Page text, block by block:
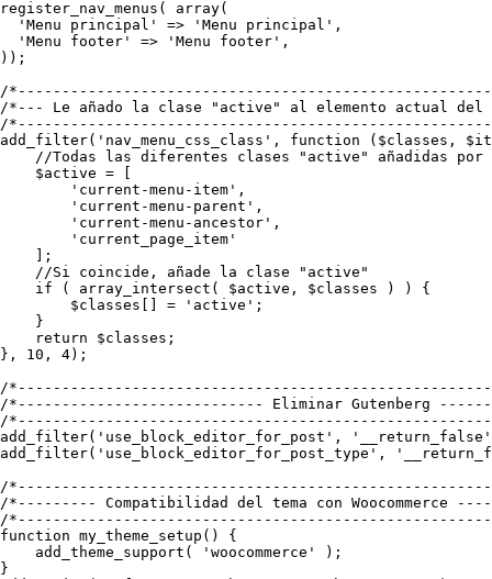
register_nav_menus( array(
  'Menu principal' => 'Menu principal',
  'Menu footer' => 'Menu footer',
));
/
/*--- Le añado la clase "active" al elemento actual del
/
add_filter('nav_menu_css_class', function ($classes,
//Todas las diferentes clases "active" añadidas por
    $active = [
        'current-menu-item',
        'current-menu-parent',
        'current-menu-ancestor',
        'current_page_item'
    ];
    //Si coincide, añade la clase "active"
    if ( array_intersect( $active, $classes ) ) {
        $classes[] = 'active';
    }
    return $classes;
}, 10, 4);
/
/*---------------------------- Eliminar Gutenberg
/
add_filter('use_block_editor_for_post',
add_filter('use_block_editor_for_post_type',
/
/*--------- Compatibilidad del tema con Woocommerce
/
function my_theme_setup() {
    add_theme_support( 'woocommerce' );
}